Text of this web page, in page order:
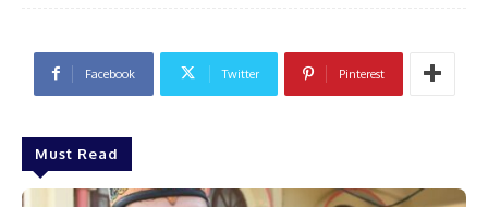
Facebook Twitter Pinterest
Must Read